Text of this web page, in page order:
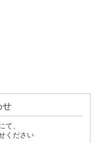
せ
て、
ください